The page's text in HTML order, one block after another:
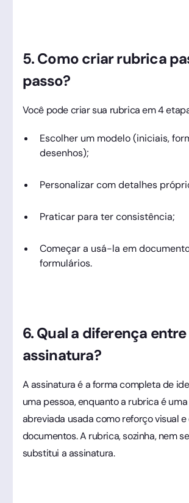
5. Como criar rubrica
passo?
Você pode criar sua rubrica em 4
Escolher um modelo (iniciais,
desenhos);
Personalizar com detalhes
Praticar para ter consistência;
Começar a usá-la em
formulários.
6. Qual a diferença
assinatura?
A assinatura é a forma completa de
uma pessoa, enquanto a rubrica é
abreviada usada como reforço visual
documentos. A rubrica, sozinha, nem
substitui a assinatura.